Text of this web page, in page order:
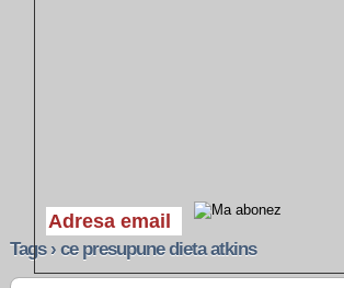
Tags › ce presupune dieta atkins